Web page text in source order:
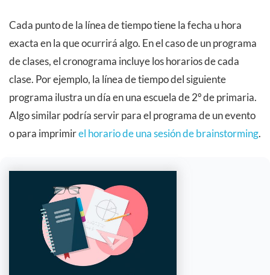
Cada punto de la línea de tiempo tiene la fecha u hora
exacta en la que ocurrirá algo. En el caso de un programa
de clases, el cronograma incluye los horarios de cada
clase. Por ejemplo, la línea de tiempo del siguiente
programa ilustra un día en una escuela de 2º de primaria.
Algo similar podría servir para el programa de un evento
o para imprimirel horario de una sesión de brainstorming.